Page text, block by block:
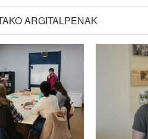
ARGITALPENAK